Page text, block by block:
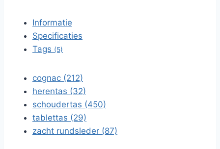
Informatie
Specificaties
Tags (5)
cognac (212)
herentas (32)
schoudertas (450)
tablettas (29)
zacht rundsleder (87)